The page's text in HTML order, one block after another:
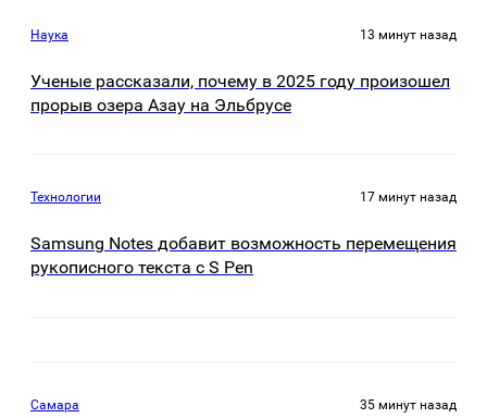
Наука 13 минут назад
Ученые рассказали, почему в 2025 году произошел
прорыв озера Азау на Эльбрусе
Технологии 17 минут назад
Samsung Notes добавит возможность перемещения
рукописного текста с S Pen
Самара 35 минут назад